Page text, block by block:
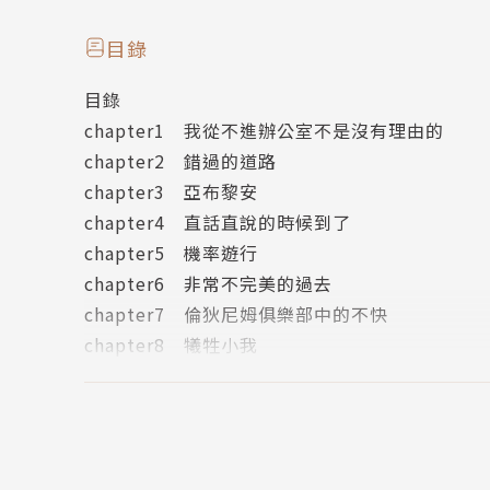
■夜城系列，每冊故事獨立。已有好萊塢編劇與
作者簡介
賽門．葛林（Simon R. Green）的發跡過程相當
他從七○年代初期開始寫作，但除了短篇小說外
沒有固定工作之後，葛林進入書店工作，想不到
影小說，搭著順風車狂銷三十萬本，登上《紐約
百五十萬本，翻譯成十餘國語言。
奇幻冒險系列Hawk & Fisher等等。夜城系列
目錄
目錄
chapter1 我從不進辦公室不是沒有理由的
chapter2 錯過的道路
chapter3 亞布黎安
chapter4 直話直說的時候到了
chapter5 機率遊行
chapter6 非常不完美的過去
chapter7 倫狄尼姆俱樂部中的不快
chapter8 犧牲小我